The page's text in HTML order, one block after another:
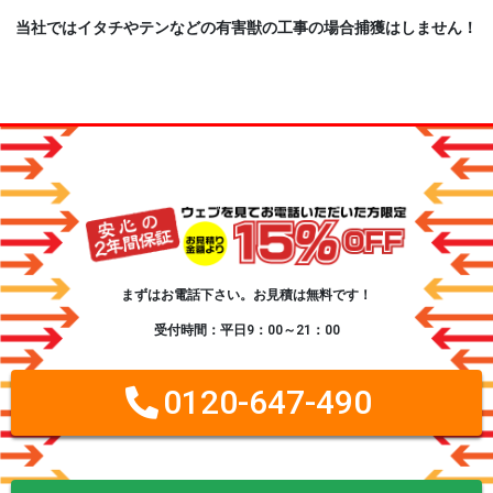
当社ではイタチやテンなどの有害獣の工事の場合捕獲はしません！
まずはお電話下さい。お見積は無料です！
受付時間：平日9：00～21：00
0120-647-490